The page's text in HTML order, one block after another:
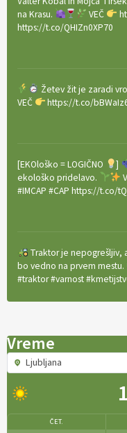
na Krasu.
VEČ
https://t.co/QHIZn0XP70
Žetev žit je zaradi
VEČ
https://t.co/
[EKOloško = LOGIČNO ]
ekološko pridelavo.
#IMCAP #CAP https://t.co/
Traktor je nepogrešljiv,
bo vedno na prvem mestu.
#traktor #varnost
[EKOloško = LOGIČNO
kmetijstvo
in predvsem
https://t.co/YvDmY3UNng
Vreme
Ljubljana
ČET.